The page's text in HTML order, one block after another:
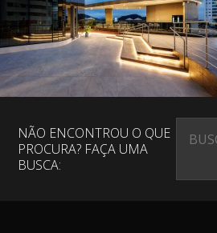
NÃO ENCONTROU O QUE
PROCURA? FAÇA UMA
BUSCA: